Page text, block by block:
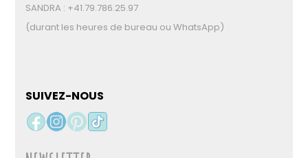
SANDRA : +41.79.786.25.97
(durant les heures de bureau ou WhatsApp)
SUIVEZ-NOUS